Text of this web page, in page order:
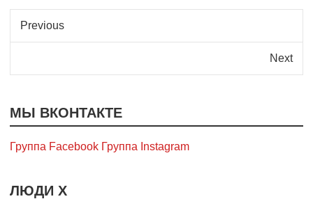
Previous
Next
МЫ ВКОНТАКТЕ
Группа Facebook Группа Instagram
ЛЮДИ Х